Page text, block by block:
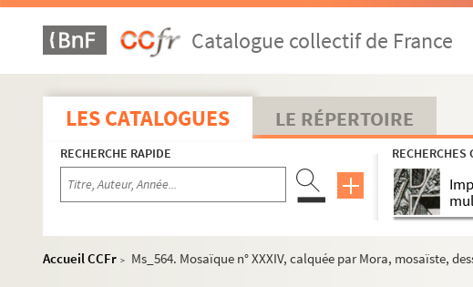
Catalogue collectif de France
LES CATALOGUES LE RÉPERTOIRE
RECHERCHE RAPIDE RECHERCHES
Accueil CCFr >
Ms_564. Mosaïque n° XXXIV, calquée par Mora, mosaïste,
Ms_537. « La Mandoline et ses collaborateurs ».
Ms_538-572. DESSINS CARTES & PLANS
Ms_538. « Plan de La ville de Nismes En L'année 1629 soubs les guerres
Ms_539. Plan de la ville et du château de Nimes.
Ms_540. « Plan de la Fontaine de Nismes et des anciens bâtimens,
Ms_541. Plan de la Fontaine de Nimes.
Ms_542. « Plan de la Fontaine de Nismes et des anciens battimens qui
Ms_543. « Plan des ouvrages à faire à la Fontaine de Nismes, suivant le